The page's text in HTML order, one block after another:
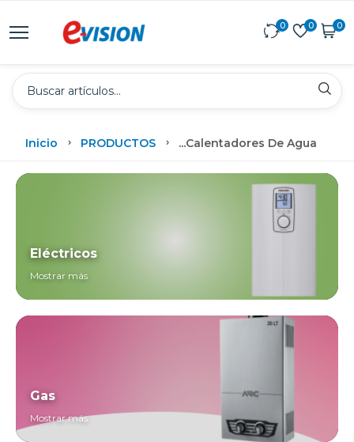
0 0 0
Inicio PRODUCTOS ...Calentadores De Agua
Eléctricos
Mostrar más
Gas
Mostrar más